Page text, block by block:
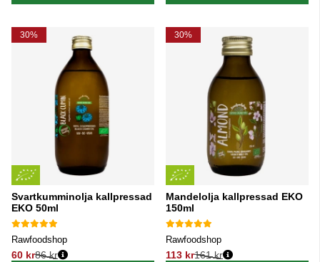
30%
Svartkumminolja kallpressad
EKO 50ml
Rawfoodshop
60 kr86 kr
30%
Mandelolja kallpressad EKO
150ml
Rawfoodshop
113 kr161 kr